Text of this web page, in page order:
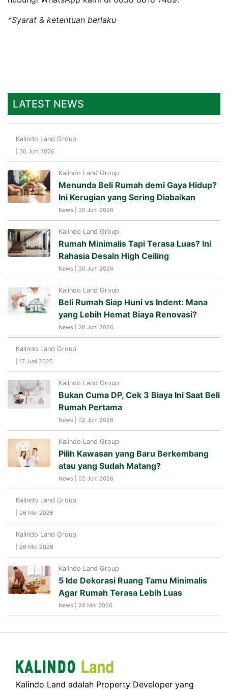
*Syarat & ketentuan berlaku
LATEST NEWS
Kalindo Land Group
| 30 Juni 2026
Kalindo Land Group
Menunda Beli Rumah demi Gaya Hidup?
Ini Kerugian yang Sering Diabaikan
News | 30 Juni 2026
Kalindo Land Group
Rumah Minimalis Tapi Terasa Luas? Ini
Rahasia Desain High Ceiling
News | 30 Juni 2026
Kalindo Land Group
Beli Rumah Siap Huni vs Indent: Mana
yang Lebih Hemat Biaya Renovasi?
News | 30 Juni 2026
Kalindo Land Group
| 17 Juni 2026
Kalindo Land Group
Bukan Cuma DP, Cek 3 Biaya Ini Saat Beli
Rumah Pertama
News | 02 Juni 2026
Kalindo Land Group
Pilih Kawasan yang Baru Berkembang
atau yang Sudah Matang?
News | 02 Juni 2026
Kalindo Land Group
| 26 Mei 2026
Kalindo Land Group
| 26 Mei 2026
Kalindo Land Group
5 Ide Dekorasi Ruang Tamu Minimalis
Agar Rumah Terasa Lebih Luas
News | 26 Mei 2026
Kalindo Land adalah Property Developer yang